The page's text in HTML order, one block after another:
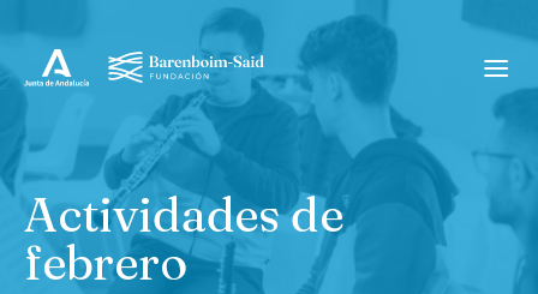
Actividades de
febrero